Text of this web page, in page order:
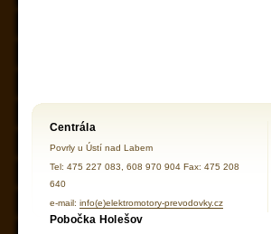
Centrála
Povrly u Ústí nad Labem
Tel: 475 227 083, 608 970 904 Fax: 475 208
640
e-mail: info(e)elektromotory-prevodovky.cz
Pobočka Holešov